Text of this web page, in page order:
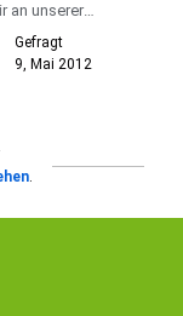
an unserer
mir schon sehr
Gefragt
9, Mai 2012
.